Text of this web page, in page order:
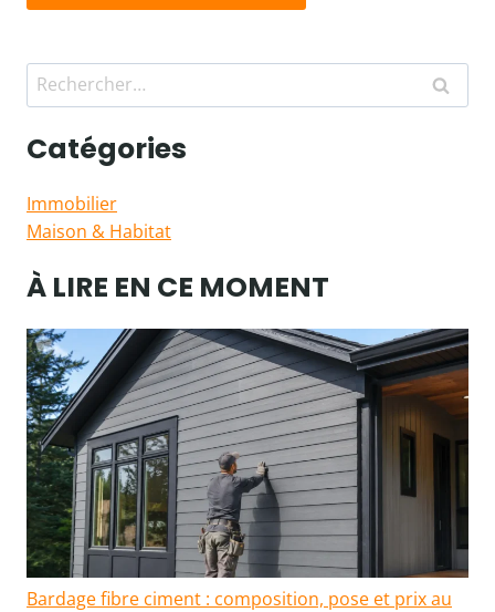
Rechercher :
Catégories
Immobilier
Maison & Habitat
À LIRE EN CE MOMENT
Bardage fibre ciment : composition, pose et prix au